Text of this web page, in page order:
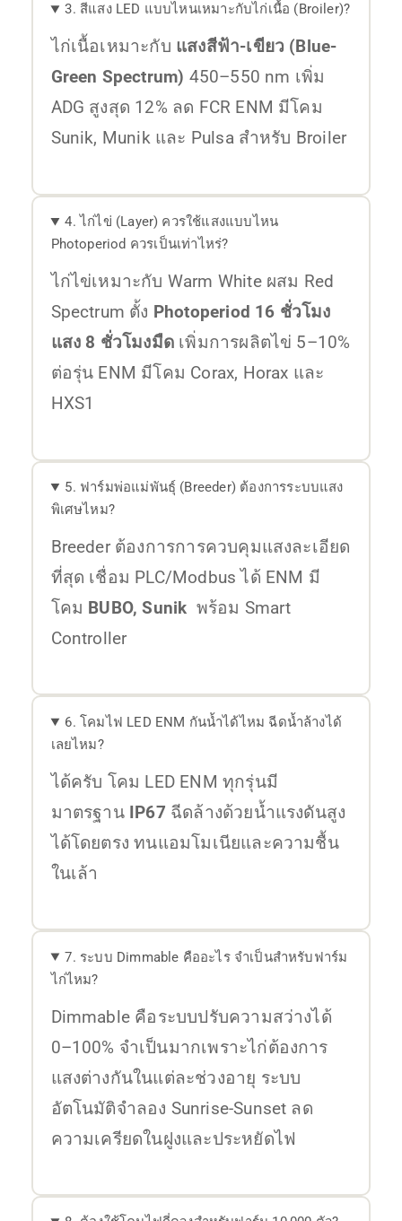
3. สีแสง LED แบบไหนเหมาะกับไก่เนื้อ (Broiler)?
ไก่เนื้อเหมาะกับ แสงสีฟ้า-เขียว (Blue-
Green Spectrum) 450–550 nm เพิ่ม
ADG สูงสุด 12% ลด FCR ENM มีโคม
Sunik, Munik และ Pulsa สำหรับ Broiler
4. ไก่ไข่ (Layer) ควรใช้แสงแบบไหน
Photoperiod ควรเป็นเท่าไหร่?
ไก่ไข่เหมาะกับ Warm White ผสม Red
Spectrum ตั้ง Photoperiod 16 ชั่วโมง
แสง 8 ชั่วโมงมืด เพิ่มการผลิตไข่ 5–10%
ต่อรุ่น ENM มีโคม Corax, Horax และ
HXS1
5. ฟาร์มพ่อแม่พันธุ์ (Breeder) ต้องการระบบแสง
พิเศษไหม?
Breeder ต้องการการควบคุมแสงละเอียด
ที่สุด เชื่อม PLC/Modbus ได้ ENM มี
โคม BUBO, Sunik พร้อม Smart
Controller
6. โคมไฟ LED ENM กันน้ำได้ไหม ฉีดน้ำล้างได้
เลยไหม?
ได้ครับ โคม LED ENM ทุกรุ่นมี
มาตรฐาน IP67 ฉีดล้างด้วยน้ำแรงดันสูง
ได้โดยตรง ทนแอมโมเนียและความชื้น
ในเล้า
7. ระบบ Dimmable คืออะไร จำเป็นสำหรับฟาร์ม
ไก่ไหม?
Dimmable คือระบบปรับความสว่างได้
0–100% จำเป็นมากเพราะไก่ต้องการ
แสงต่างกันในแต่ละช่วงอายุ ระบบ
อัตโนมัติจำลอง Sunrise-Sunset ลด
ความเครียดในฝูงและประหยัดไฟ